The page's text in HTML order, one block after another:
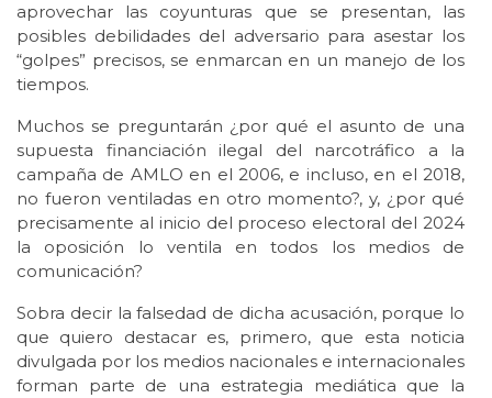
aprovechar las coyunturas que se presentan, las
posibles debilidades del adversario para asestar los
“golpes” precisos, se enmarcan en un manejo de los
tiempos.
Muchos se preguntarán ¿por qué el asunto de una
supuesta financiación ilegal del narcotráfico a la
campaña de AMLO en el 2006, e incluso, en el 2018,
no fueron ventiladas en otro momento?, y, ¿por qué
precisamente al inicio del proceso electoral del 2024
la oposición lo ventila en todos los medios de
comunicación?
Sobra decir la falsedad de dicha acusación, porque lo
que quiero destacar es, primero, que esta noticia
divulgada por los medios nacionales e internacionales
forman parte de una estrategia mediática que la